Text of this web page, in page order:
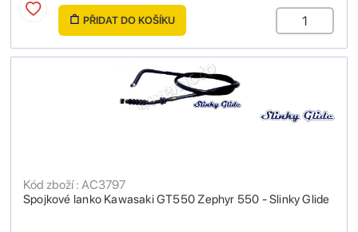
PŘIDAT DO KOŠÍKU
Spojkové lanko Kawasaki GT550 Zephyr 550 - Slinky Glide
Kód zboží : AC3797